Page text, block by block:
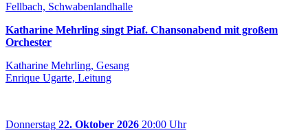
Fellbach, Schwabenlandhalle
Katharine Mehrling singt Piaf. Chansonabend mit großem
Orchester
Katharine Mehrling, Gesang
Enrique Ugarte, Leitung
Donnerstag 22. Oktober 2026 20:00 Uhr